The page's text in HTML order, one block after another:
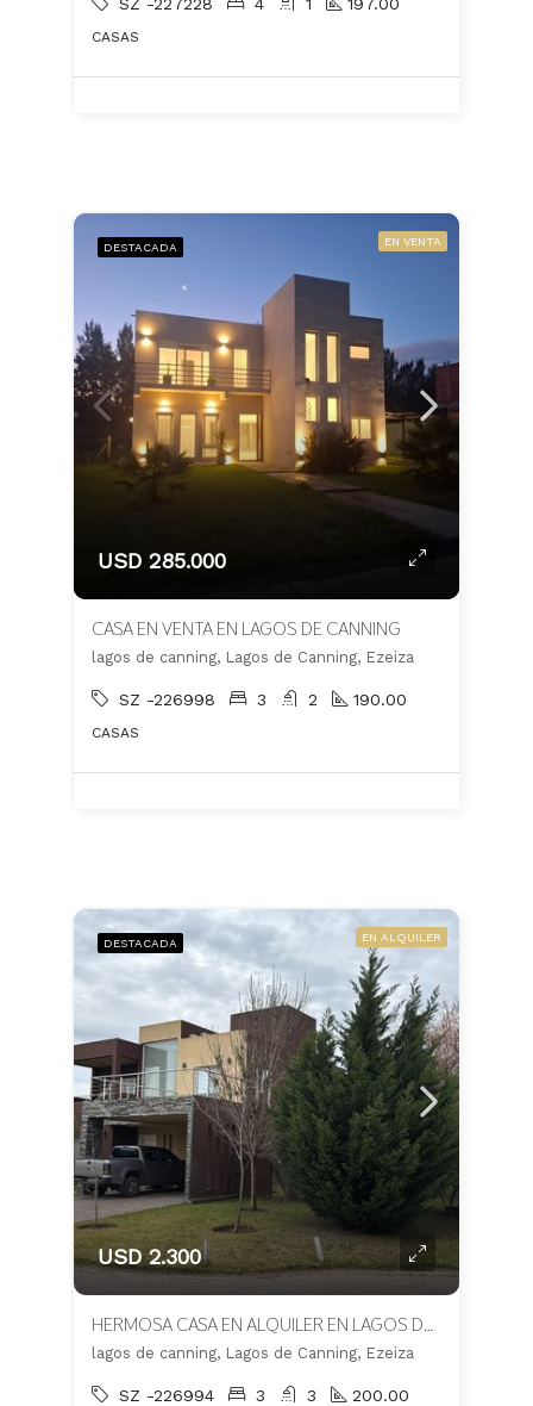
CASAS
DESTACADA EN VENTA
USD 285.000
CASA EN VENTA EN LAGOS DE CANNING
lagos de canning, Lagos de Canning, Ezeiza
SZ -226998 3 2 190.00
CASAS
DESTACADA EN ALQUILER
USD 2.300
HERMOSA CASA EN ALQUILER EN LAGOS DE CANNING
lagos de canning, Lagos de Canning, Ezeiza
SZ -226994 3 3 200.00